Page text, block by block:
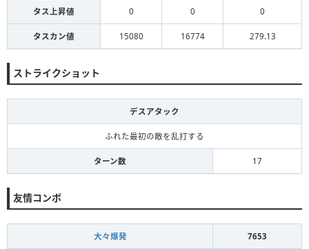
タス上昇値 0 0 0
タスカン値 15080 16774 279.13
ストライクショット
デスアタック
ふれた最初の敵を乱打する
ターン数 17
友情コンボ
大々爆発 7653